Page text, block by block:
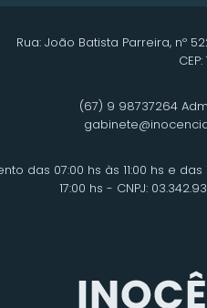
Rua: João Batista Parreira, nº
(67) 9 98737264
das 07:00 hs às 11:00 hs e das
17:00 hs - CNPJ: